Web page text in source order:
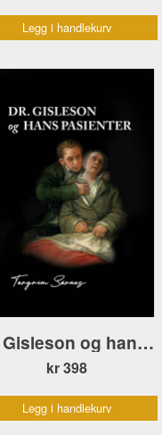
Legg i handlekurv
Dr. Gisleson og hans pasienter
kr 398
Legg i handlekurv